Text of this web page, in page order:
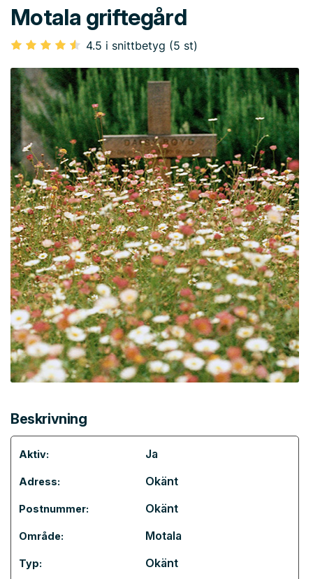
Motala griftegård
4.5 i snittbetyg (5 st)
Beskrivning
Aktiv: Ja
Adress: Okänt
Postnummer: Okänt
Område: Motala
Typ: Okänt